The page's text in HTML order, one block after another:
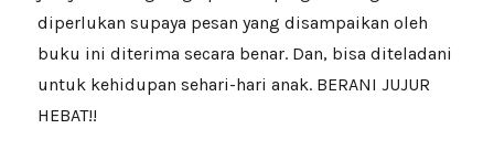
diperlukan supaya pesan yang disampaikan oleh
buku ini diterima secara benar. Dan, bisa diteladani
untuk kehidupan sehari-hari anak. BERANI JUJUR
HEBAT!!